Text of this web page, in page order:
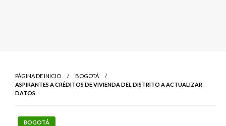
PÁGINA DE INICIO
BOGOTÁ
ASPIRANTES A CRÉDITOS DE VIVIENDA DEL DISTRITO A ACTUALIZAR
DATOS
BOGOTÁ